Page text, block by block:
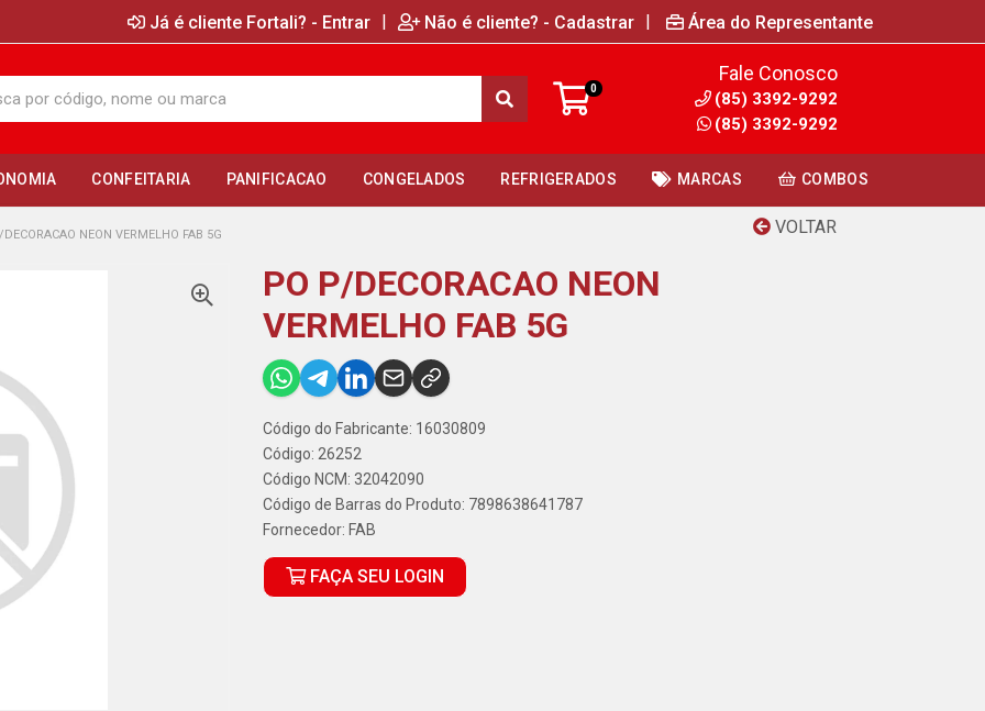
Já é cliente Fortali? - Entrar | Não é cliente? - Cadastrar | Área do Representante
0
Fale Conosco
(85) 3392-9292
(85) 3392-9292
CONFEITARIA PANIFICACAO CONGELADOS REFRIGERADOS MARCAS COMBOS
VOLTAR
NEON VERMELHO FAB 5G
PO P/DECORACAO NEON
VERMELHO FAB 5G
Código do Fabricante: 16030809
Código: 26252
Código NCM: 32042090
Código de Barras do Produto: 7898638641787
Fornecedor: FAB
FAÇA SEU LOGIN